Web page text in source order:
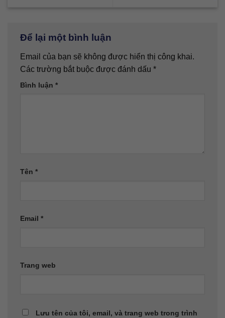
Để lại một bình luận
Email của bạn sẽ không được hiển thị công khai.
Các trường bắt buộc được đánh dấu *
Bình luận *
Tên *
Email *
Trang web
Lưu tên của tôi, email, và trang web trong trình